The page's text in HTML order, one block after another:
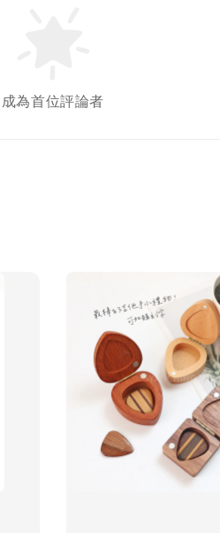
成為首位評論者